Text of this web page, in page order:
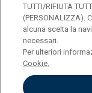
ENGLISH
TUTTI/RIFIUTA
(PERSONALIZZA).
alcuna scelta la
necessari.
Per ulteriori
Cookie.